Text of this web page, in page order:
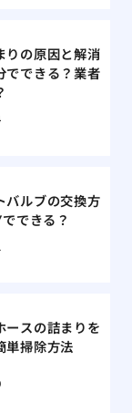
りの原因と解消
でできる？業者
バルブの交換方
できる？
ースの詰まりを
単掃除方法